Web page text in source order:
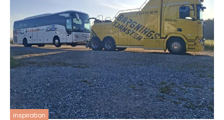
inspiration